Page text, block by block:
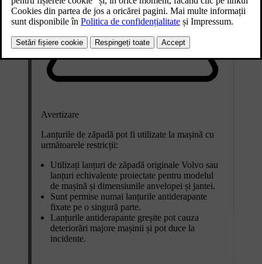
Avertizare
Lanțurile de zăpadă pot fi utilizate la mașină cu
următoarele restricții:
Utilizați lanțuri de zăpadă originale Volvo sau
lanțuri echivalente proiectate pentru modelul
de mașină și dimensiunile anvelopei și jantei.
Sunt permise numai lanțurile antiderapante
fixate pe o singură parte.
Lanțurile antiderapante greșite pot cauza
deteriorări majore mașinii și pot duce la
incidente.